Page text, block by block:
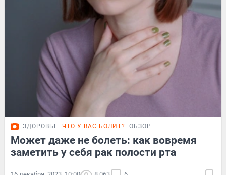
ЗДОРОВЬЕ ЧТО У ВАС БОЛИТ? ОБЗОР
Может даже не болеть: как вовремя
заметить у себя рак полости рта